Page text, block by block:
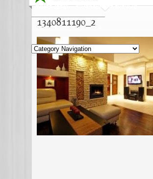
Жизнь звезд Музыкальные новости
Новости киноиндустрии
1340811190_2